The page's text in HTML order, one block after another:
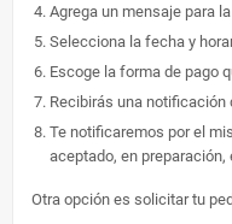
Agrega un mensaje para
Selecciona la fecha y
Escoge la forma de pago
Recibirás una notificación
Te notificaremos por el
aceptado, en preparación,
Otra opción es solicitar tu